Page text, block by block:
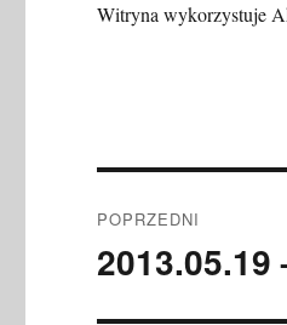
Witryna wykorzystuje
wpisu
POPRZEDNI
Poprzedni